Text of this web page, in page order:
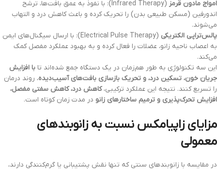
امواج مادون قرمز
(Infrared Therapy): با نفوذ به عمق بافت‌ها، ترشح
اندورفین (مسکن طبیعی بدن) را تحریک کرده و باعث کاهش درد و التهاب
می‌شوند.
پالس‌تراپی الکتریکی
(Electrical Pulse Therapy): با ارسال سیگنال‌های ایمن
به اعصاب ناحیه زانو، عضلات را فعال کرده و به بهبود عملکرد مفصل کمک
می‌کند.
این سه تکنولوژی به طور هم‌زمان در یک دستگاه جمع شده‌اند تا با افزایش
جریان خون، تسکین درد، و تحریک بازسازی بافت‌های آسیب‌دیده، روند درمان
را تسریع کنند. نتیجه این عملکرد ترکیبی،کاهش درد، کاهش سفتی مفصل،
افزایش تحرک‌پذیری و ترمیم ساختارهای زانو در مدت زمان کوتاه است.
مزایای زاپیامکس نسبت به زانوبندهای
معمولی
در مقایسه با زانوبندهای سنتی که تنها نقش پشتیبانی یا گرم‌کنندگی دارند،